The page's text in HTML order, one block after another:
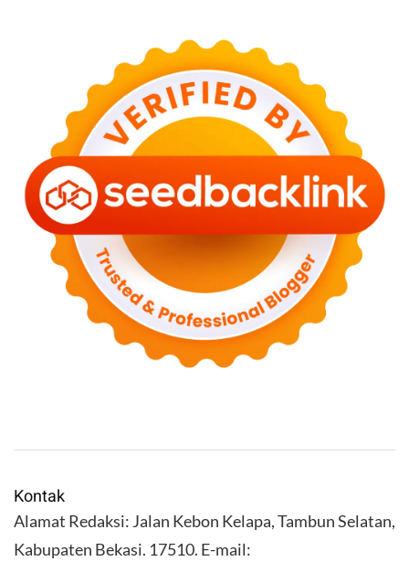
Kontak
Alamat Redaksi: Jalan Kebon Kelapa, Tambun Selatan,
Kabupaten Bekasi. 17510. E-mail: